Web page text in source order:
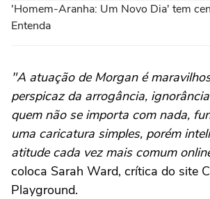
'Homem-Aranha: Um Novo Dia' tem
Entenda
"A atuação de Morgan é
perspicaz da arrogância,
quem não se importa com nada,
uma caricatura simples, porém
atitude cada vez mais comum
coloca Sarah Ward, crítica do site
Playground.